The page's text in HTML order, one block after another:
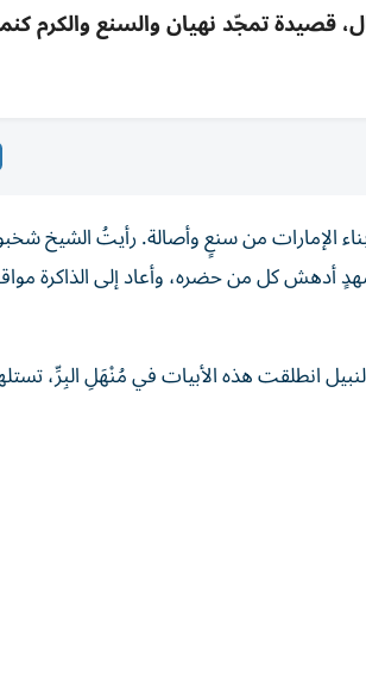
قصيدة تمجّد نهيان والسنع والكرم
الإمارات من سنعٍ وأصالة. رأيتُ الشيخ
أدهش كل من حضره، وأعاد إلى الذاكرة
انطلقت هذه الأبيات في مُنْهَلِ البِرِّ،